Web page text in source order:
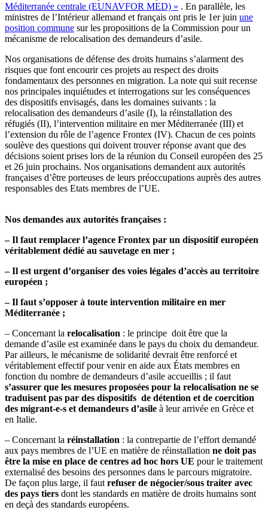
Méditerranée centrale (EUNAVFOR MED) » . En parallèle, les
ministres de l’Intérieur allemand et français ont pris le 1er juin une
position commune sur les propositions de la Commission pour un
mécanisme de relocalisation des demandeurs d’asile.
Nos organisations de défense des droits humains s’alarment des
risques que font encourir ces projets au respect des droits
fondamentaux des personnes en migration. La note qui suit recense
nos principales inquiétudes et interrogations sur les conséquences
des dispositifs envisagés, dans les domaines suivants : la
relocalisation des demandeurs d’asile (I), la réinstallation des
réfugiés (II), l’intervention militaire en mer Méditerranée (III) et
l’extension du rôle de l’agence Frontex (IV). Chacun de ces points
soulève des questions qui doivent trouver réponse avant que des
décisions soient prises lors de la réunion du Conseil européen des 25
et 26 juin prochains. Nos organisations demandent aux autorités
françaises d’être porteuses de leurs préoccupations auprès des autres
responsables des Etats membres de l’UE.
Nos demandes aux autorités françaises :
– Il faut remplacer l’agence Frontex par un dispositif européen
véritablement dédié au sauvetage en mer ;
– Il est urgent d’organiser des voies légales d’accès au territoire
européen ;
– Il faut s’opposer à toute intervention militaire en mer
Méditerranée ;
– Concernant la relocalisation : le principe doit être que la
demande d’asile est examinée dans le pays du choix du demandeur.
Par ailleurs, le mécanisme de solidarité devrait être renforcé et
véritablement effectif pour venir en aide aux États membres en
fonction du nombre de demandeurs d’asile accueillis ; il faut
s’assurer que les mesures proposées pour la relocalisation ne se
traduisent pas par des dispositifs de détention et de coercition
des migrant-e-s et demandeurs d’asile à leur arrivée en Grèce et
en Italie.
– Concernant la réinstallation : la contrepartie de l’effort demandé
aux pays membres de l’UE en matière de réinstallation ne doit pas
être la mise en place de centres ad hoc hors UE pour le traitement
externalisé des besoins des personnes dans le parcours migratoire.
De façon plus large, il faut refuser de négocier/sous traiter avec
des pays tiers dont les standards en matière de droits humains sont
en deçà des standards européens.